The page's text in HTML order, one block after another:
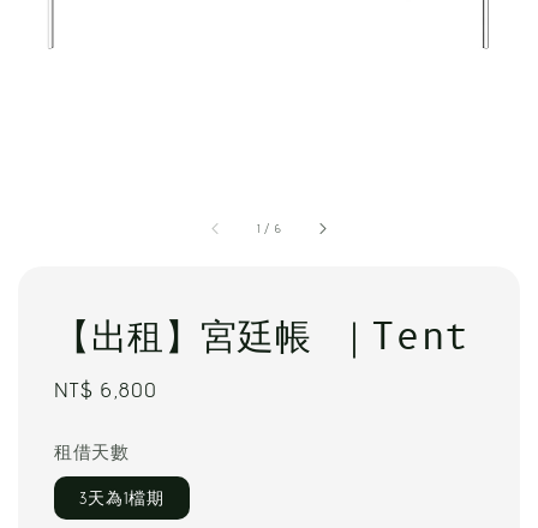
1 / 6
【出租】宮廷帳 ｜Tent
Regular
NT$ 6,800
租借天數
3天為1檔期